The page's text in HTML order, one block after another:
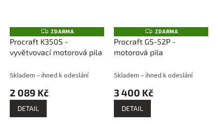
Z
D
A
R
ZDARMA
Procraft K350S -
vyvětvovací motorová pila
Skladem – ihned k odeslání
2 089 Kč
DETAIL
Z
D
A
R
ZDARMA
Procraft GS-52P -
motorová pila
Skladem – ihned k odeslání
3 400 Kč
DETAIL